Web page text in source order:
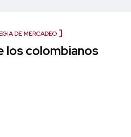
DE MERCADEO
los colombianos